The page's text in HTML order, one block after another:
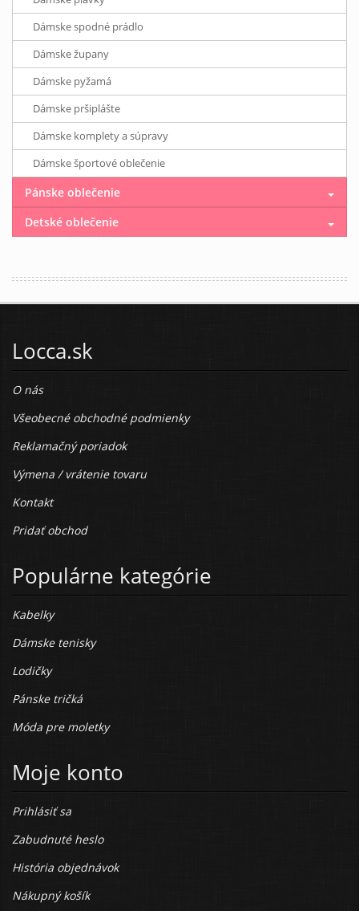
Dámske spodné prádlo
Dámske župany
Dámske pyžamá
Dámske pršiplášte
Dámske komplety a súpravy
Dámske športové oblečenie
Pánske oblečenie
Detské oblečenie
Locca.sk
O nás
Všeobecné obchodné podmienky
Reklamačný poriadok
Výmena / vrátenie tovaru
Kontakt
Pridať obchod
Populárne kategórie
Kabelky
Dámske tenisky
Lodičky
Pánske tričká
Móda pre moletky
Moje konto
Prihlásiť sa
Zabudnuté heslo
História objednávok
Nákupný košík